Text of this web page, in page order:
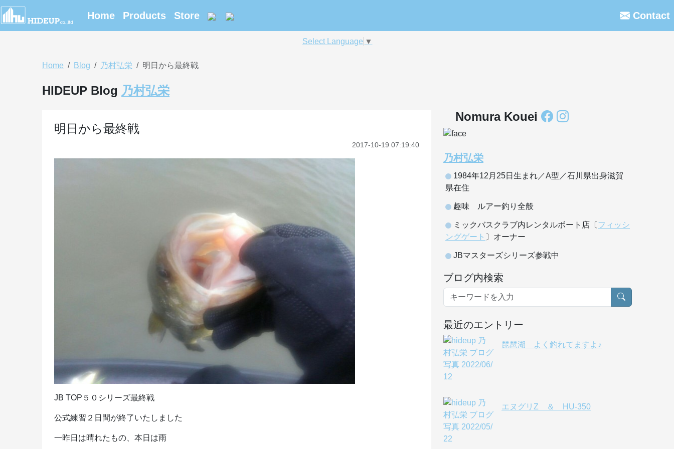
Home Products Store Contact
Select Language ▼
Home Blog 乃村弘栄 明日から最終戦
HIDEUP Blog 乃村弘栄
明日から最終戦
2017-10-19 07:19:40
JB TOP５０シリーズ最終戦
公式練習２日間が終了いたしました
一昨日は晴れたもの、本日は雨
Nomura Kouei
乃村弘栄
1984年12月25日生まれ／A型／石川県出身滋賀
県在住
趣味 ルアー釣り全般
ミックバスクラブ内レンタルボート店〔 フィッシ
ングゲート 〕オーナー
JBマスターズシリーズ参戦中
ブログ内検索
最近のエントリー
琵琶湖 よく釣れてますよ♪
エヌグリZ ＆ HU-350